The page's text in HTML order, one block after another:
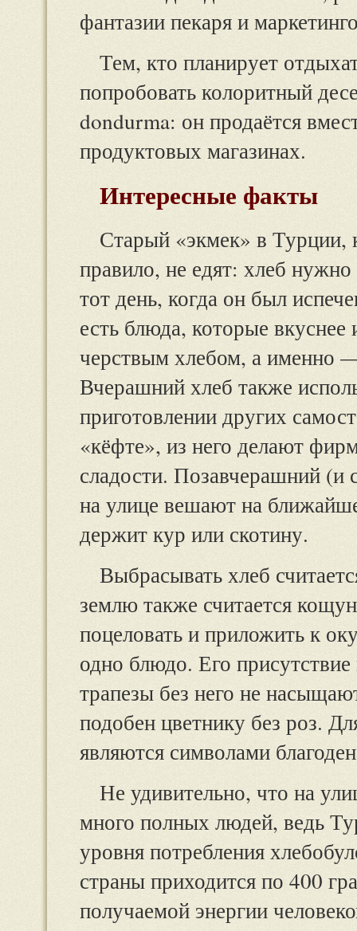
фантазии пекаря и
Тем, кто планирует
попробовать колоритный
dondurma: он продаётся
продуктовых магазинах.
Интересные факты
Старый «экмек» в Турции,
правило, не едят: хлеб нужно
тот день, когда он был
есть блюда, которые вкуснее
черствым хлебом, а именно
Вчерашний хлеб также
приготовлении других
«кёфте», из него делают
сладости. Позавчерашний (и
на улице вешают на
держит кур или скотину.
Выбрасывать хлеб
землю также считается
поцеловать и приложить к
одно блюдо. Его
трапезы без него не
подобен цветнику без роз.
являются символами
Не удивительно, что на
много полных людей, ведь
уровня потребления
страны приходится по 400
получаемой энергии